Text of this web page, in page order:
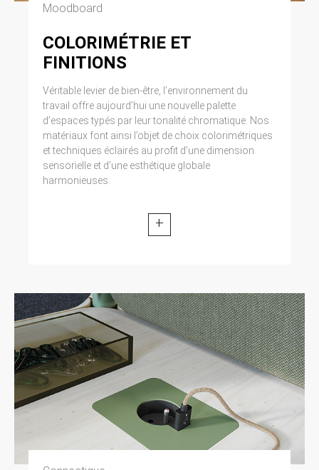
Moodboard
COLORIMÉTRIE ET
FINITIONS
Véritable levier de bien-être, l’environnement du
travail offre aujourd’hui une nouvelle palette
d’espaces typés par leur tonalité chromatique. Nos
matériaux font ainsi l’objet de choix colorimétriques
et techniques éclairés au profit d’une dimension
sensorielle et d’une esthétique globale
harmonieuses.
+